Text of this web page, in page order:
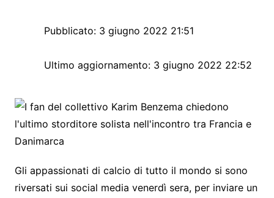
Pubblicato: 3 giugno 2022 21:51
Ultimo aggiornamento: 3 giugno 2022 22:52
Gli appassionati di calcio di tutto il mondo si sono
riversati sui social media venerdì sera, per inviare un